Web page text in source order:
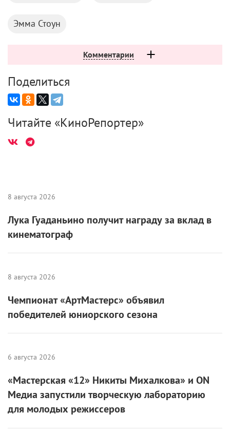
Эмма Стоун
Комментарии
Поделиться
Читайте «КиноРепортер»